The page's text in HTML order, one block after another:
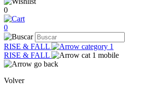
0
0
RISE & FALL
RISE & FALL
Volver